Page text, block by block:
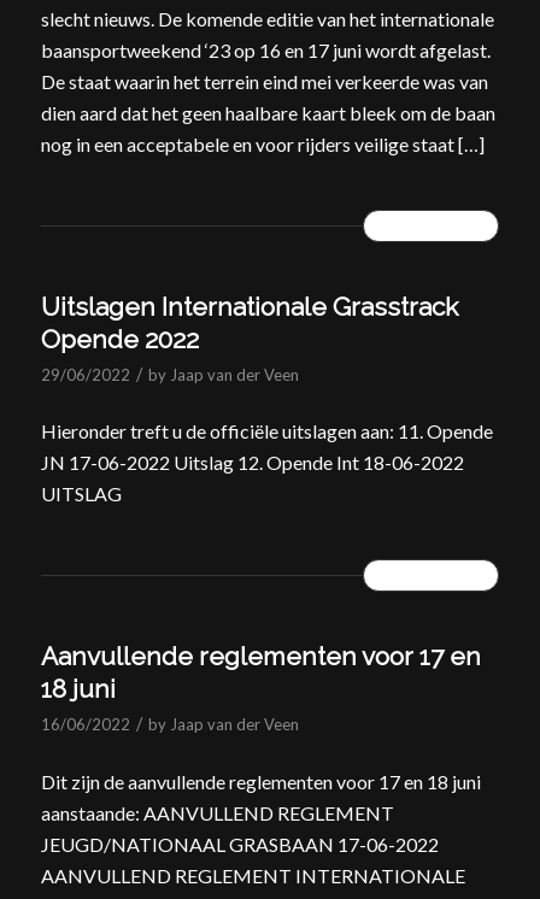
slecht nieuws. De komende editie van het internationale
baansportweekend ‘23 op 16 en 17 juni wordt afgelast.
De staat waarin het terrein eind mei verkeerde was van
dien aard dat het geen haalbare kaart bleek om de baan
nog in een acceptabele en voor rijders veilige staat […]
Uitslagen Internationale Grasstrack
Opende 2022
29/06/2022 / by Jaap van der Veen
Hieronder treft u de officiële uitslagen aan: 11. Opende
JN 17-06-2022 Uitslag 12. Opende Int 18-06-2022
UITSLAG
Aanvullende reglementen voor 17 en
18 juni
16/06/2022 / by Jaap van der Veen
Dit zijn de aanvullende reglementen voor 17 en 18 juni
aanstaande: AANVULLEND REGLEMENT
JEUGD/NATIONAAL GRASBAAN 17-06-2022
AANVULLEND REGLEMENT INTERNATIONALE